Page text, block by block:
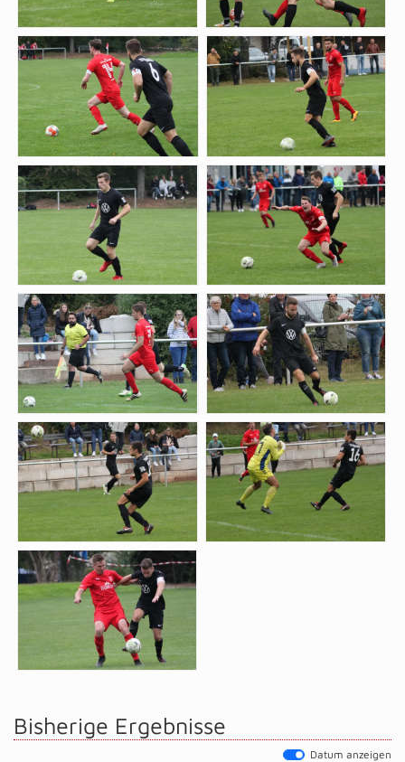
Bisherige Ergebnisse
Datum anzeigen